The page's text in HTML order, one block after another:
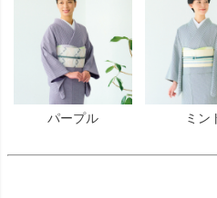
パープル ミン